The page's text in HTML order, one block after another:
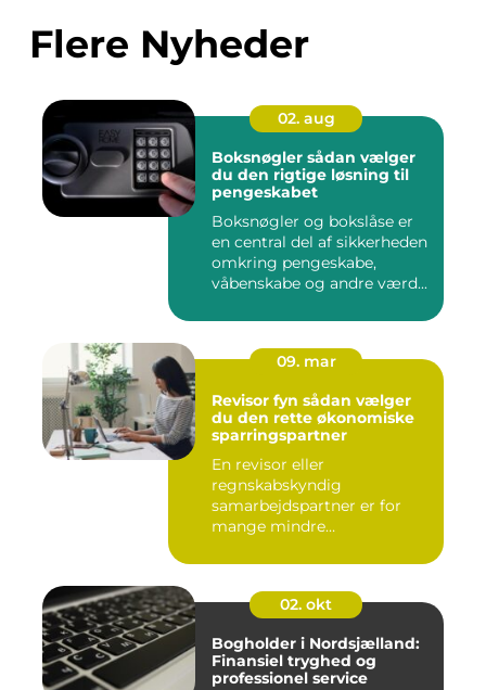
Flere Nyheder
02. aug
Boksnøgler sådan vælger
du den rigtige løsning til
pengeskabet
Boksnøgler og bokslåse er
en central del af sikkerheden
omkring pengeskabe,
våbenskabe og andre værd...
09. mar
Revisor fyn sådan vælger
du den rette økonomiske
sparringspartner
En revisor eller
regnskabskyndig
samarbejdspartner er for
mange mindre
ro...
02. okt
Bogholder i Nordsjælland:
Finansiel tryghed og
professionel service